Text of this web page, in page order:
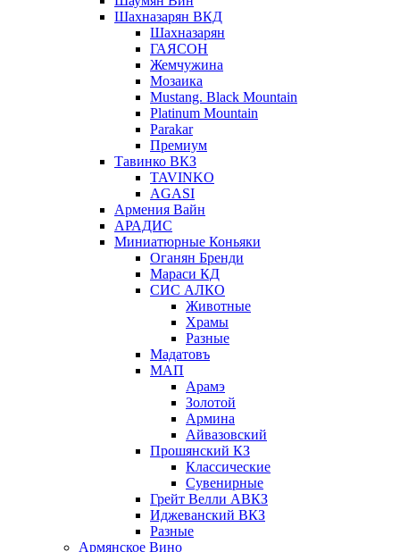
Шахназарян ВКД
Шахназарян
ГАЯСОН
Жемчужина
Мозаика
Mustang. Black Mountain
Platinum Mountain
Parakar
Премиум
Тавинко ВКЗ
TAVINKO
AGASI
Армения Вайн
АРАДИС
Миниатюрные Коньяки
Оганян Бренди
Мараси КД
СИС АЛКО
Животные
Храмы
Разные
Мадатовъ
МАП
Арамэ
Золотой
Армина
Айвазовский
Прошянский КЗ
Классические
Сувенирные
Грейт Велли АВКЗ
Иджеванский ВКЗ
Разные
Армянское Вино